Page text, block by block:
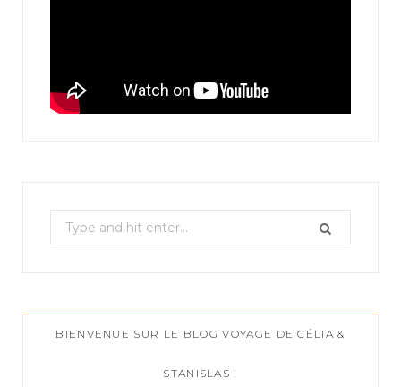
e
c
hBIENVENUE SUR LE BLOG VOYAGE DE CÉLIA &
STANISLAS !